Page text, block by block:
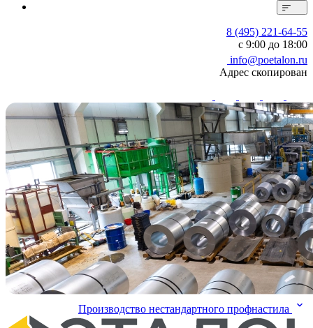
8 (495) 221-64-55
с 9:00 до 18:00
info@poetalon.ru
Адрес скопирован
Производство нестандартного профнастила